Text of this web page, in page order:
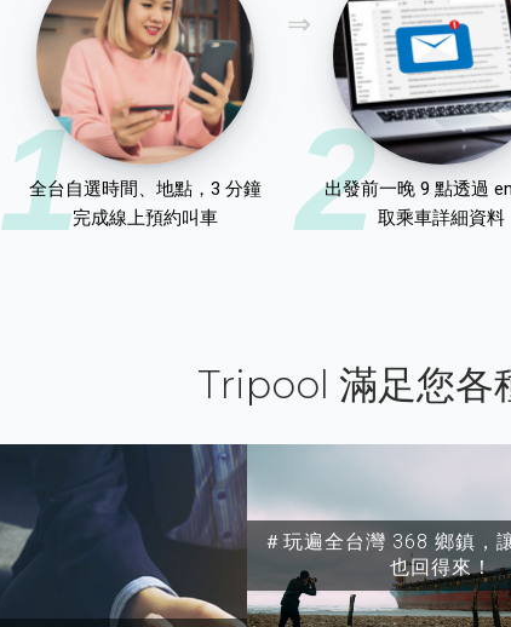
1
全台自選時間、地點，3 分鐘
完成線上預約叫車
2
出發前一晚 9 點透過
取乘車詳細資料
Tripool 滿足您各
＃玩遍全台灣 368 鄉鎮，
也回得來！